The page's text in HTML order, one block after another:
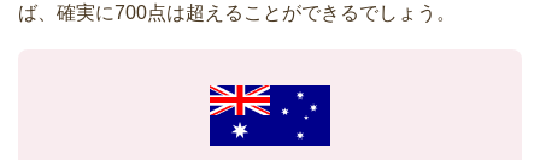
ば、確実に700点は超えることができるでしょう。